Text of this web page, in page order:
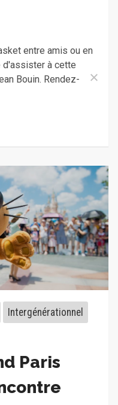
entre amis ou en
d'assister à cette
Bouin. Rendez-
Intergénérationnel
Paris